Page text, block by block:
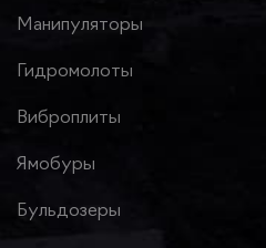
Манипуляторы
Гидромолоты
Виброплиты
Ямобуры
Бульдозеры